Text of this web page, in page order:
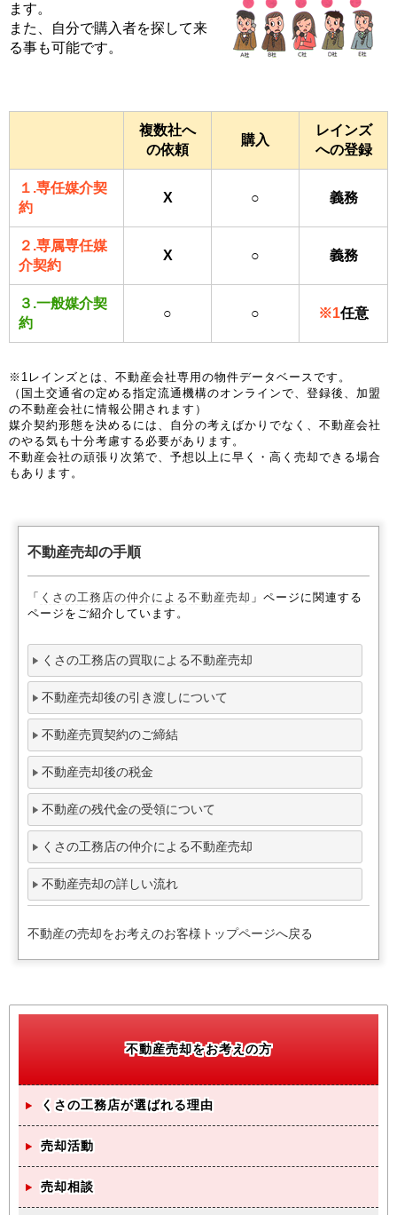
ます。
また、自分で購入者を探して来
る事も可能です。
複数社へ
の依頼
購入
レインズ
への登録
１.専任媒介契
約
X ○ 義務
２.専属専任媒
介契約
X ○ 義務
３.一般媒介契
約
○ ○ ※1任意
※1レインズとは、不動産会社専用の物件データベースです。
（国土交通省の定める指定流通機構のオンラインで、登録後、加盟
の不動産会社に情報公開されます）
媒介契約形態を決めるには、自分の考えばかりでなく、不動産会社
のやる気も十分考慮する必要があります。
不動産会社の頑張り次第で、予想以上に早く・高く売却できる場合
もあります。
不動産売却の手順
「 くさの工務店の仲介による不動産売却 」ページに関連する
ページをご紹介しています。
くさの工務店の買取による不動産売却
不動産売却後の引き渡しについて
不動産売買契約のご締結
不動産売却後の税金
不動産の残代金の受領について
くさの工務店の仲介による不動産売却
不動産売却の詳しい流れ
不動産の売却をお考えのお客様トップページへ戻る
不動産売却をお考えの方
くさの工務店が選ばれる理由
売却活動
売却相談